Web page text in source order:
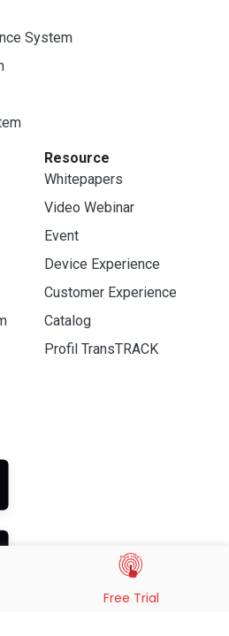
System
Resource
Whitepapers
Video Webinar
Event
Device Experience
Customer Experience
Catalog
Profil TransTRACK
Free Trial